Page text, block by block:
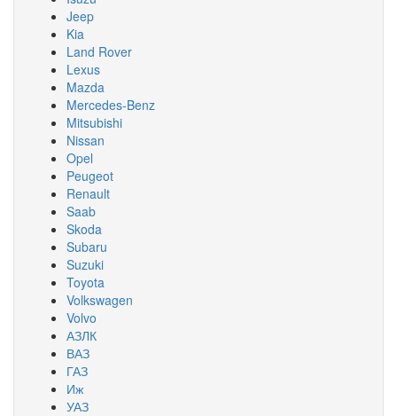
Jeep
Kia
Land Rover
Lexus
Mazda
Mercedes-Benz
Mitsubishi
Nissan
Opel
Peugeot
Renault
Saab
Skoda
Subaru
Suzuki
Toyota
Volkswagen
Volvo
АЗЛК
ВАЗ
ГАЗ
Иж
УАЗ